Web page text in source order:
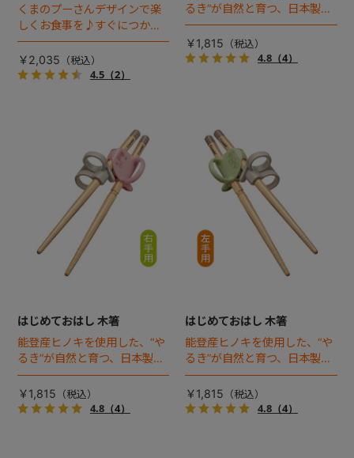
くまのプーさんデザインで楽
しくお食事を♪すぐにつかめ
る！長くつかえる！正しい持
ち方が自然と身につく！
￥2,035
4.5（2）
るき”が自然と育つ、日本製の
おはし。3つのポイントですぐ
に使え、3ステップで長く使え
る右手用のおはしです。
￥1,815
4.8（4）
はじめておはし 木箸
能登産ヒノキを使用した、“や
るき”が自然と育つ、日本製の
おはし。3つのポイントですぐ
に使え、3ステップで長く使え
る右手用のおはしです。
￥1,815
4.8（4）
はじめておはし 木箸
能登産ヒノキを使用した、“や
るき”が自然と育つ、日本製の
おはし。3つのポイントですぐ
に使え、3ステップで長く使え
る右手用のおはしです。
￥1,815
4.8（4）